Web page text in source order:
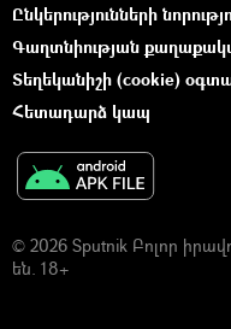
Ընկերությունների
Գաղտնիության
Տեղեկանիշի (cookie)
Հետադարձ կապ
© 2026 Sputnik Բոլոր
են. 18+